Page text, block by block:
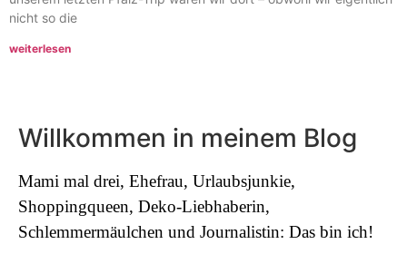
nicht so die
weiterlesen
Willkommen in meinem Blog
Mami mal drei, Ehefrau, Urlaubsjunkie,
Shoppingqueen, Deko-Liebhaberin,
Schlemmermäulchen und Journalistin: Das bin ich!